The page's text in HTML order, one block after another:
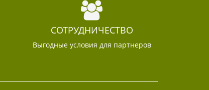
СОТРУДНИЧЕСТВО
Выгодные условия для партнеров